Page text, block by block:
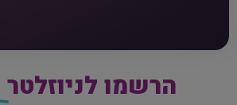
הרשמו לניוזלטר